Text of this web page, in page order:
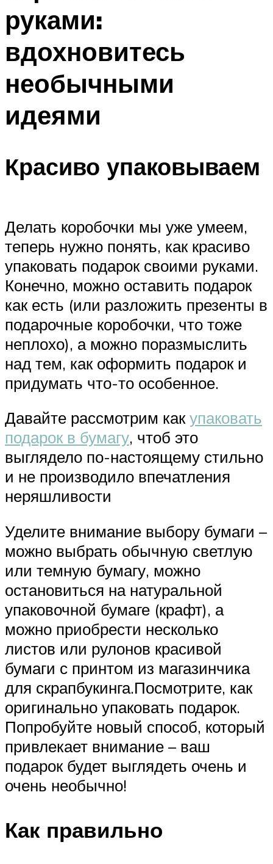
руками:
вдохновитесь
необычными
идеями
Красиво упаковываем
Делать коробочки мы уже умеем,
теперь нужно понять, как красиво
упаковать подарок своими руками.
Конечно, можно оставить подарок
как есть (или разложить презенты в
подарочные коробочки, что тоже
неплохо), а можно поразмыслить
над тем, как оформить подарок и
придумать что-то особенное.
Давайте рассмотрим какупаковать
подарок в бумагу, чтоб это
выглядело по-настоящему стильно
и не производило впечатления
неряшливости
Уделите внимание выбору бумаги –
можно выбрать обычную светлую
или темную бумагу, можно
остановиться на натуральной
упаковочной бумаге (крафт), а
можно приобрести несколько
листов или рулонов красивой
бумаги с принтом из магазинчика
для скрапбукинга.Посмотрите, как
оригинально упаковать подарок.
Попробуйте новый способ, который
привлекает внимание – ваш
подарок будет выглядеть очень и
очень необычно!
Как правильно